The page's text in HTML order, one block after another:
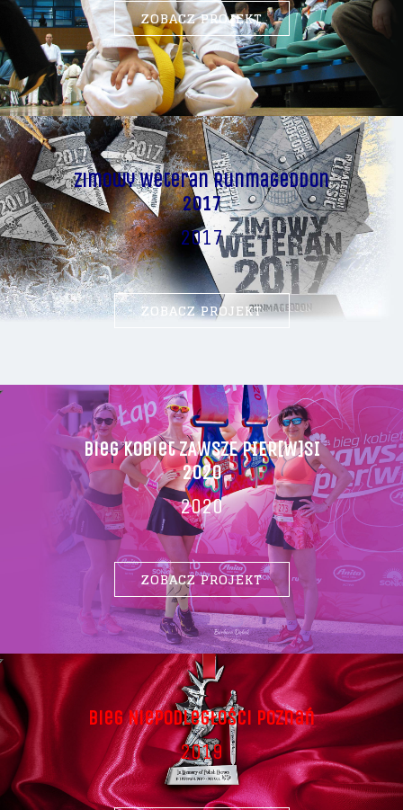
ZOBACZ PROJEKT
Zimowy Weteran Runmageddon
2017
2017
ZOBACZ PROJEKT
Bieg Kobiet ZAWSZE PIER[W]SI
2020
2020
ZOBACZ PROJEKT
Bieg Niepodległości Poznań
2019